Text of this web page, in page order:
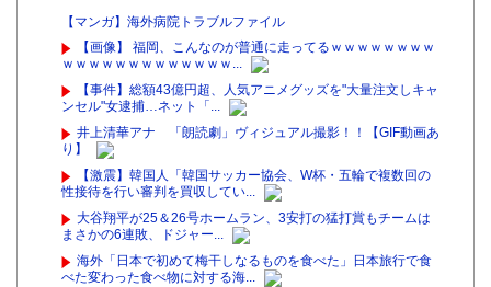
【マンガ】海外病院トラブルファイル
【画像】 福岡、こんなのが普通に走ってるｗｗｗｗｗｗｗｗ
ｗｗｗｗｗｗｗｗｗｗｗｗｗ...
【事件】総額43億円超、人気アニメグッズを"大量注文しキャ
ンセル"女逮捕…ネット「...
井上清華アナ 「朗読劇」ヴィジュアル撮影！！【GIF動画あ
り】
【激震】韓国人「韓国サッカー協会、W杯・五輪で複数回の
性接待を行い審判を買収してい...
大谷翔平が25＆26号ホームラン、3安打の猛打賞もチームは
まさかの6連敗、ドジャー...
海外「日本で初めて梅干しなるものを食べた」日本旅行で食
べた変わった食べ物に対する海...